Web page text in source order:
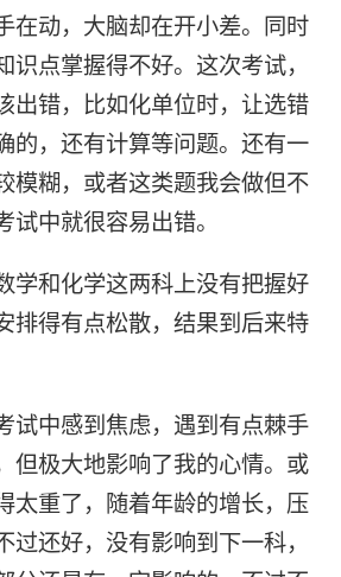
在动，大脑却在开小差。同时
识点掌握得不好。这次考试，
出错，比如化单位时，让选错
的，还有计算等问题。还有一
模糊，或者这类题我会做但不
试中就很容易出错。
学和化学这两科上没有把握好
排得有点松散，结果到后来特
试中感到焦虑，遇到有点棘手
但极大地影响了我的心情。或
太重了，随着年龄的增长，压
过还好，没有影响到下一科，